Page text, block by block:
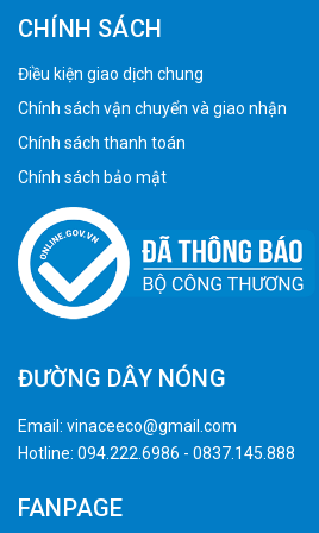
CHÍNH SÁCH
Điều kiện giao dịch chung
Chính sách vận chuyển và giao nhận
Chính sách thanh toán
Chính sách bảo mật
ĐƯỜNG DÂY NÓNG
Email: vinaceeco@gmail.com
Hotline: 094.222.6986 - 0837.145.888
FANPAGE